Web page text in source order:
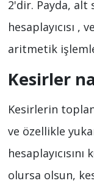
2'dir. Payda, alt
hesaplayıcısı
aritmetik
Kesirler
Kesirlerin
ve özellikle
olursa olsun,